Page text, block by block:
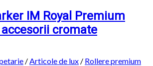
IM Royal Premium
cromate
/Articole de lux / Rollere premium